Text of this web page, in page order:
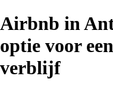
Airbnb in
optie voor
verblijf